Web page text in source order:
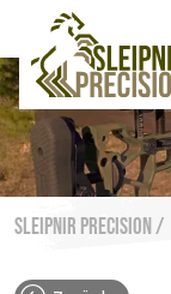
Sleipnir Precision /